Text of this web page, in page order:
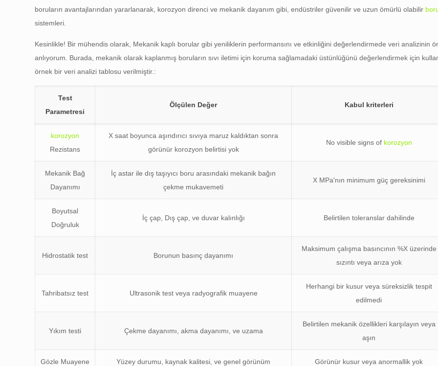
boruların avantajlarından yararlanarak, korozyon direnci ve mekanik dayanım gibi, endüstriler güvenilir ve uzun ömürlü olabilir
sistemleri.
Kesinlikle! Bir mühendis olarak, Mekanik kaplı borular gibi yeniliklerin performansını ve etkinliğini değerlendirmede veri analizinin
anlıyorum. Burada, mekanik olarak kaplanmış boruların sıvı iletimi için koruma sağlamadaki üstünlüğünü değerlendirmek için
örnek bir veri analizi tablosu verilmiştir.:
Test
Parametresi
Ölçülen Değer Kabul kriterleri
korozyon
Rezistans
X saat boyunca aşındırıcı sıvıya maruz kaldıktan sonra
görünür korozyon belirtisi yok
No visible signs of korozyon
Mekanik Bağ
Dayanımı
İç astar ile dış taşıyıcı boru arasındaki mekanik bağın
çekme mukavemeti
X MPa'nın minimum güç gereksinimi
Boyutsal
Doğruluk
İç çap, Dış çap, ve duvar kalınlığı Belirtilen toleranslar dahilinde
Hidrostatik test Borunun basınç dayanımı
Maksimum çalışma basıncının %X üzerinde
sızıntı veya arıza yok
Tahribatsız test Ultrasonik test veya radyografik muayene
Herhangi bir kusur veya süreksizlik tespit
edilmedi
Yıkım testi Çekme dayanımı, akma dayanımı, ve uzama
Belirtilen mekanik özellikleri karşılayın veya
aşın
Gözle Muayene Yüzey durumu, kaynak kalitesi, ve genel görünüm Görünür kusur veya anormallik yok